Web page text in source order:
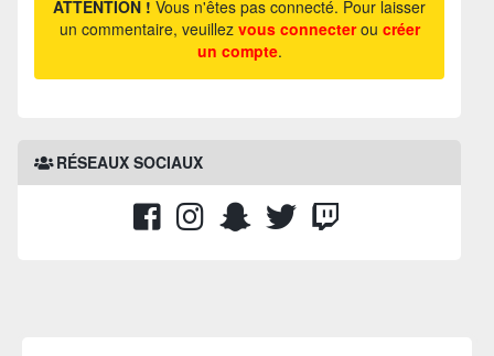
ATTENTION ! Vous n'êtes pas connecté. Pour laisser
un commentaire, veuillez vous connecterou créer
un compte.
RÉSEAUX SOCIAUX